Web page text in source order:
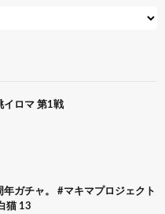
イロマ 第1戦
ガチャ。 #マキマプロジェクト
猫 13